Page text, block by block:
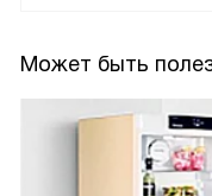
Может быть